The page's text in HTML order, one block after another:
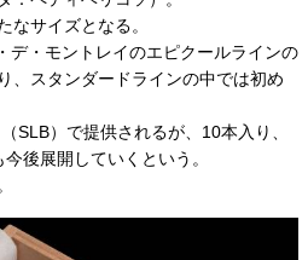
なサイズとなる。
デ・モントレイのエピクールラインの
、スタンダードラインの中では初め
SLB）で提供されるが、10本入り、
後展開していくという。